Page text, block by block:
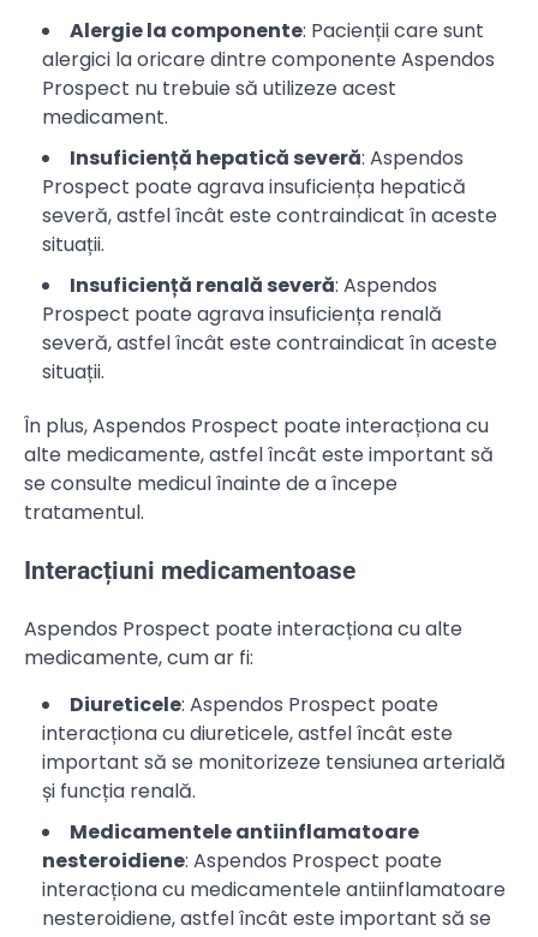
Alergie la componente: Pacienții care sunt
alergici la oricare dintre componente Aspendos
Prospect nu trebuie să utilizeze acest
medicament.
Insuficiență hepatică severă: Aspendos
Prospect poate agrava insuficiența hepatică
severă, astfel încât este contraindicat în aceste
situații.
Insuficiență renală severă: Aspendos
Prospect poate agrava insuficiența renală
severă, astfel încât este contraindicat în aceste
situații.
În plus, Aspendos Prospect poate interacționa cu
alte medicamente, astfel încât este important să
se consulte medicul înainte de a începe
tratamentul.
Interacțiuni medicamentoase
Aspendos Prospect poate interacționa cu alte
medicamente, cum ar fi:
Diureticele: Aspendos Prospect poate
interacționa cu diureticele, astfel încât este
important să se monitorizeze tensiunea arterială
și funcția renală.
Medicamentele antiinflamatoare
nesteroidiene: Aspendos Prospect poate
interacționa cu medicamentele antiinflamatoare
nesteroidiene, astfel încât este important să se